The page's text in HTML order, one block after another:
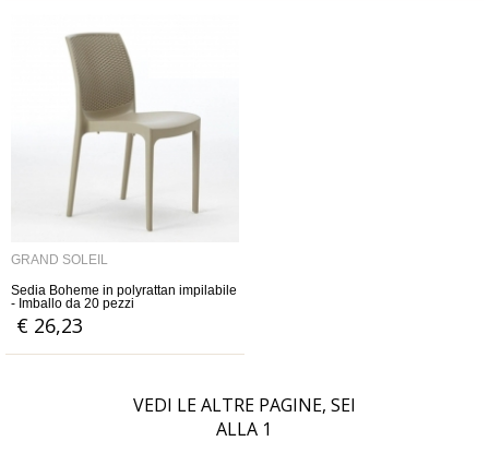
GRAND SOLEIL
Sedia Boheme in polyrattan impilabile
- Imballo da 20 pezzi
€ 26,23
VEDI LE ALTRE PAGINE, SEI
ALLA 1